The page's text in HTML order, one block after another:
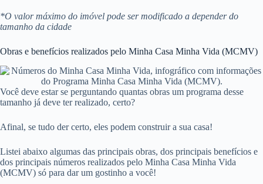
*O valor máximo do imóvel pode ser modificado a depender do
tamanho da cidade
Obras e benefícios realizados pelo Minha Casa Minha Vida (MCMV)
Você deve estar se perguntando quantas obras um programa desse
tamanho já deve ter realizado, certo?
Afinal, se tudo der certo, eles podem construir a sua casa!
Listei abaixo algumas das principais obras, dos principais benefícios e
dos principais números realizados pelo Minha Casa Minha Vida
(MCMV) só para dar um gostinho a você!